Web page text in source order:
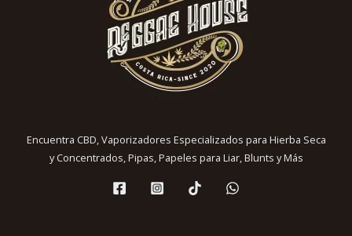
Encuentra CBD, Vaporizadores Especializados para Hierba Seca
y Concentrados, Pipas, Papeles para Liar, Blunts y Más